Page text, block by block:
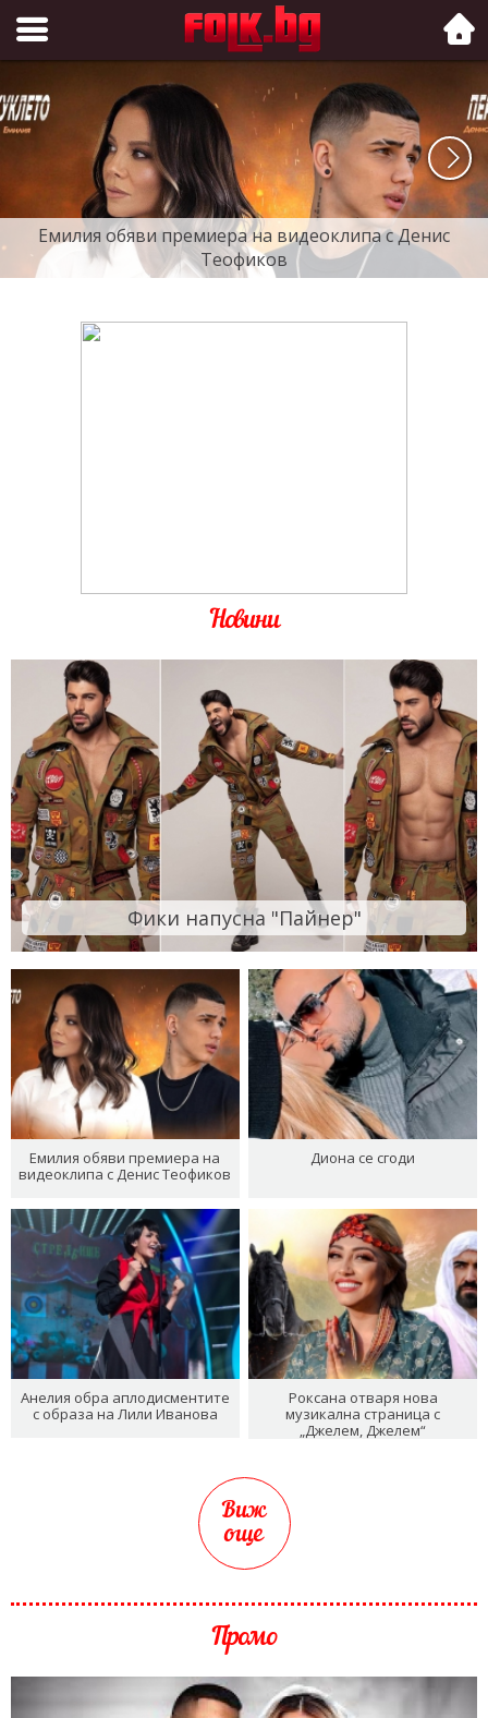
Folk.bg
Емилия обяви премиера на видеоклипа с Денис
Теофиков
Новини
Фики напусна "Пайнер"
Емилия обяви премиера на
видеоклипа с Денис Теофиков
Диона се сгоди
Анелия обра аплодисментите
с образа на Лили Иванова
Роксана отваря нова
музикална страница с
„Джелем, Джелем“
Виж
още
Промо